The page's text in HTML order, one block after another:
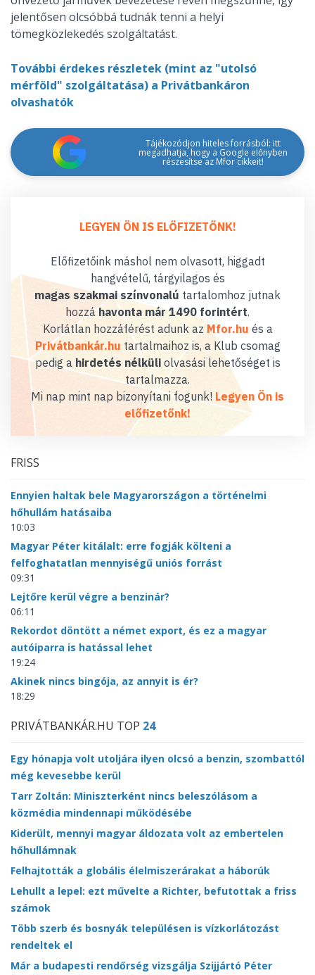
jelentősen olcsóbbá tudnák tenni a helyi
tömegközlekedés szolgáltatást.
További érdekes részletek (mint az "utolsó
mérföld" szolgáltatása) a Privátbankáron
olvashatók
Tájékozódjon hiteles forrásból: itt
megadhatja, hogy a Google előnyben
részesítse az Mfor cikkeit!
LEGYEN ÖN IS ELŐFIZETŐNK!
Előfizetőink máshol nem olvasott, higgadt
hangvételű, tárgyilagos és
magas szakmai színvonalú tartalomhoz jutnak
hozzáhavonta már 1490 forintért.
Korlátlan hozzáférést adunk az Mfor.hu és a
Privátbankár.hu tartalmaihoz is, a Klub csomag
pedig a hirdetés nélküliolvasási lehetőséget is
tartalmazza.
Mi nap mint nap bizonyítani fogunk! Legyen Ön is
előfizetőnk!
FRISS
Ennyien haltak bele Magyarországon a történelmi
hőhullám hatásaiba
10:03
Magyar Péter kitálalt: erre fogják költeni a
felfoghatatlan mennyiségű uniós forrást
09:31
Lejtőre kerül végre a benzinár?
06:11
Rekordot döntött a német export, és ez a magyar
autóiparra is hatással lehet
19:24
Akinek nincs bingója, az annyit is ér?
18:29
PRIVÁTBANKÁR.HU TOP 24
Egy hónapja volt utoljára ilyen olcsó a benzin, szombattól
még kevesebbe kerül
Tarr Zoltán: Miniszterként nincs beleszólásom a
közmédia mindennapi működésébe
Kiderült, mennyi magyar áldozata volt az embertelen
hőhullámnak
Felhajtották a globális élelmiszerárakat a háborúk
Lehullt a lepel: ezt művelte a Richter, befutottak a friss
számok
Több szerb és bosnyák településen is vízkorlátozást
rendeltek el
Már a budapesti rendőrség vizsgálja Szijjártó Péter